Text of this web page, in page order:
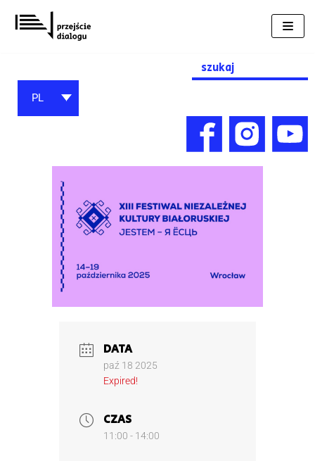
Przejdź
do
Search
for:
PL
DATA
paź 18 2025
Expired!
CZAS
11:00 - 14:00